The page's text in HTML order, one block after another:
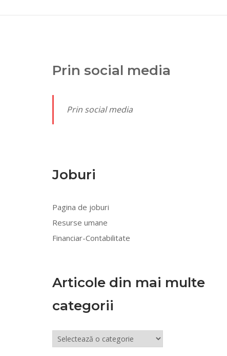
Prin social media
Prin social media
Joburi
Pagina de joburi
Resurse umane
Financiar-Contabilitate
Articole din mai multe
categorii
Articole
din